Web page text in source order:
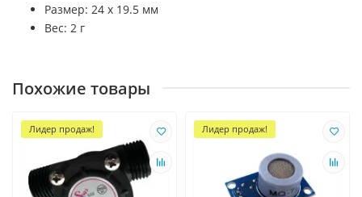
Размер: 24 х 19.5 мм
Вес: 2 г
Похожие товары
Лидер продаж! Лидер продаж!